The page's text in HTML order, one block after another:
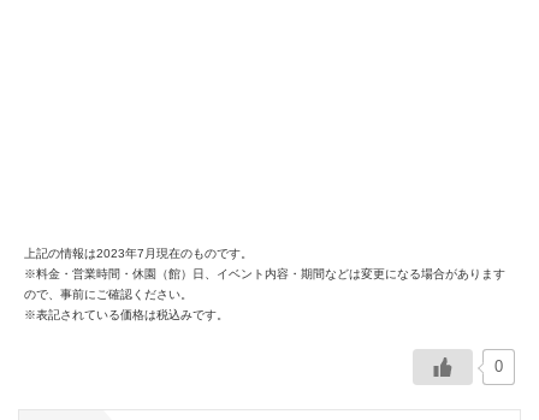
上記の情報は2023年7月現在のものです。
※料金・営業時間・休園（館）日、イベント内容・期間などは変更になる場合があります
ので、事前にご確認ください。
※表記されている価格は税込みです。
0